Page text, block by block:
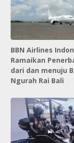
BBN Airlines
Ramaikan
dari dan menuju
Ngurah Rai Bali